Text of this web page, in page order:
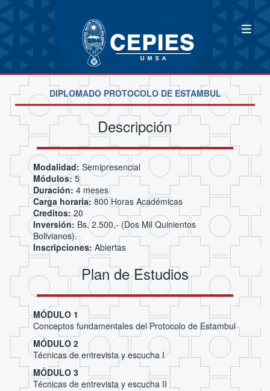
DIPLOMADO PROTOCOLO DE ESTAMBUL
Descripción
Modalidad: Semipresencial
Módulos:5
Duración: 4 meses
Carga horaria:800 Horas Académicas
Creditos:20
Inversión: Bs. 2.500,- (Dos Mil Quinientos
Bolivianos).
Inscripciones: Abiertas
Plan de Estudios
MÓDULO 1
Conceptos fundamentales del Protocolo de Estambul
MÓDULO 2
Técnicas de entrevista y escucha I
MÓDULO 3
Técnicas de entrevista y escucha II